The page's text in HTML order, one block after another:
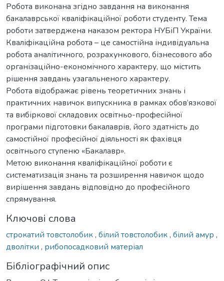
Робота виконана згідно завдання на виконання
бакалаврської кваліфікаційної роботи студенту. Тема
роботи затверджена наказом ректора НУБіП України.
Кваліфікаційна робота – це самостійна індивідуальна
робота аналітичного, розрахункового, бізнесового або
організаційно-економічного характеру, що містить
рішення завдань узагальненого характеру.
Робота відображає рівень теоретичних знань і
практичних навичок випускника в рамках обов’язкової
та вибіркової складових освітньо-професійної
програми підготовки бакалаврів, його здатність до
самостійної професійної діяльності як фахівця
освітнього ступеню «Бакалавр».
Метою виконання кваліфікаційної роботи є
систематизація знань та розширення навичок щодо
вирішення завдань відповідно до професійного
спрямування.
Ключові слова
строкатий товстолобик, білий товстолобик, білий амур ,
дволітки , рибопосадковий матеріал
Бібліографічний опис